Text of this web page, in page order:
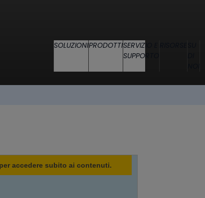
SOLUZIONIPRODOTTISERVIZIO E
SUPPORTO
accedere subito ai contenuti.